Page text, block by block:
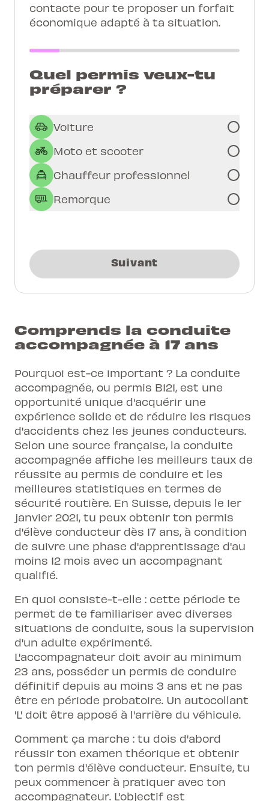
contacte pour te proposer un forfait
économique adapté à ta situation.
Quel permis veux-tu
préparer ?
Voiture
Moto et scooter
Chauffeur professionnel
Remorque
Suivant
Comprends la conduite
accompagnée à 17 ans
Pourquoi est-ce important ? La conduite
accompagnée, ou permis B121, est une
opportunité unique d'acquérir une
expérience solide et de réduire les risques
d'accidents chez les jeunes conducteurs.
Selon une source française, la conduite
accompagnée affiche les meilleurs taux de
réussite au permis de conduire et les
meilleures statistiques en termes de
sécurité routière. En Suisse, depuis le 1er
janvier 2021, tu peux obtenir ton permis
d'élève conducteur dès 17 ans, à condition
de suivre une phase d'apprentissage d'au
moins 12 mois avec un accompagnant
qualifié.
En quoi consiste-t-elle : cette période te
permet de te familiariser avec diverses
situations de conduite, sous la supervision
d'un adulte expérimenté.
L'accompagnateur doit avoir au minimum
23 ans, posséder un permis de conduire
définitif depuis au moins 3 ans et ne pas
être en période probatoire. Un autocollant
'L' doit être apposé à l'arrière du véhicule.
Comment ça marche : tu dois d'abord
réussir ton examen théorique et obtenir
ton permis d'élève conducteur. Ensuite, tu
peux commencer à pratiquer avec ton
accompagnateur. L'objectif est